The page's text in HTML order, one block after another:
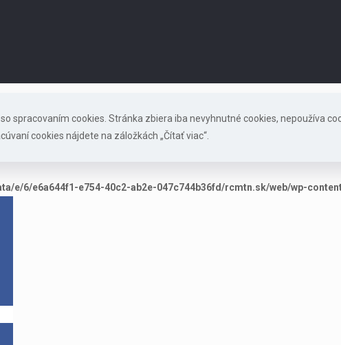
spracovaním cookies. Stránka zbiera iba nevyhnutné cookies, nepoužíva
cookies nájdete na záložkách „Čítať viac“.
e/6/e6a644f1-e754-40c2-ab2e-047c744b36fd/rcmtn.sk/web/wp-